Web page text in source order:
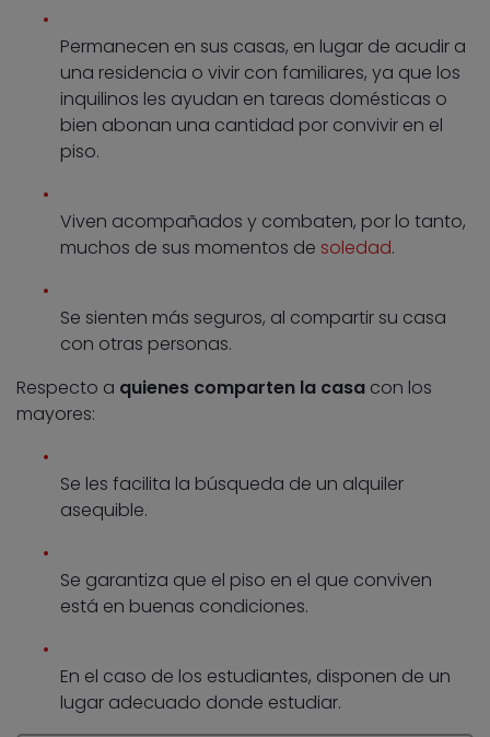
Permanecen en sus casas, en lugar de acudir a
una residencia o vivir con familiares, ya que los
inquilinos les ayudan en tareas domésticas o
bien abonan una cantidad por convivir en el
piso.
Viven acompañados y combaten, por lo tanto,
muchos de sus momentos de soledad.
Se sienten más seguros, al compartir su casa
con otras personas.
Respecto a quienes comparten la casa con los
mayores:
Se les facilita la búsqueda de un alquiler
asequible.
Se garantiza que el piso en el que conviven
está en buenas condiciones.
En el caso de los estudiantes, disponen de un
lugar adecuado donde estudiar.